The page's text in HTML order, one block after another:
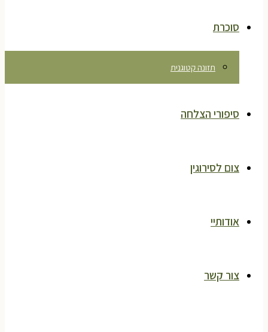
סוכרת
תזונה קטוגנית
סיפורי הצלחה
צום לסירוגין
אודותיי
צור קשר